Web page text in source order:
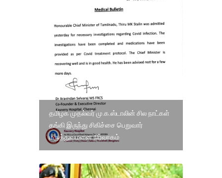
தமிழக முதல்வர் மு.க.ஸ்டாலின் சில நாட்கள்
தங்கி இருந்து சிகிச்சை பெறுவார்
மருத்துவமனை நிர்வாகம்